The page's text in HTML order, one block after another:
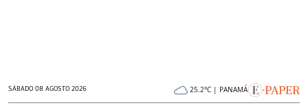
SÁBADO 08 AGOSTO 2026 25.2°C | PANAMÁ